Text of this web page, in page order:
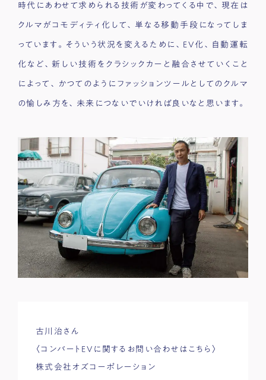
時代にあわせて求められる技術が変わってくる中で、現在は
クルマがコモディティ化して、単なる移動手段になってしま
っています。そういう状況を変えるために、EV化、自動運転
化など、新しい技術をクラシックカーと融合させていくこと
によって、かつてのようにファッションツールとしてのクルマ
の愉しみ方を、未来につないでいければ良いなと思います。
古川治さん
〈コンバートEVに関するお問い合わせはこちら〉
株式会社オズコーポレーション